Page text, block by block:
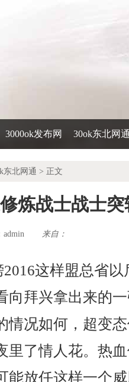
3000ok发布网 30ok东北网
东北网通 > 正文
炼战士战士突
admin 来自：
这样盟总省以
向拜兴拿出来的
情况如何，超变
了情人花。热血
能放任这样一个